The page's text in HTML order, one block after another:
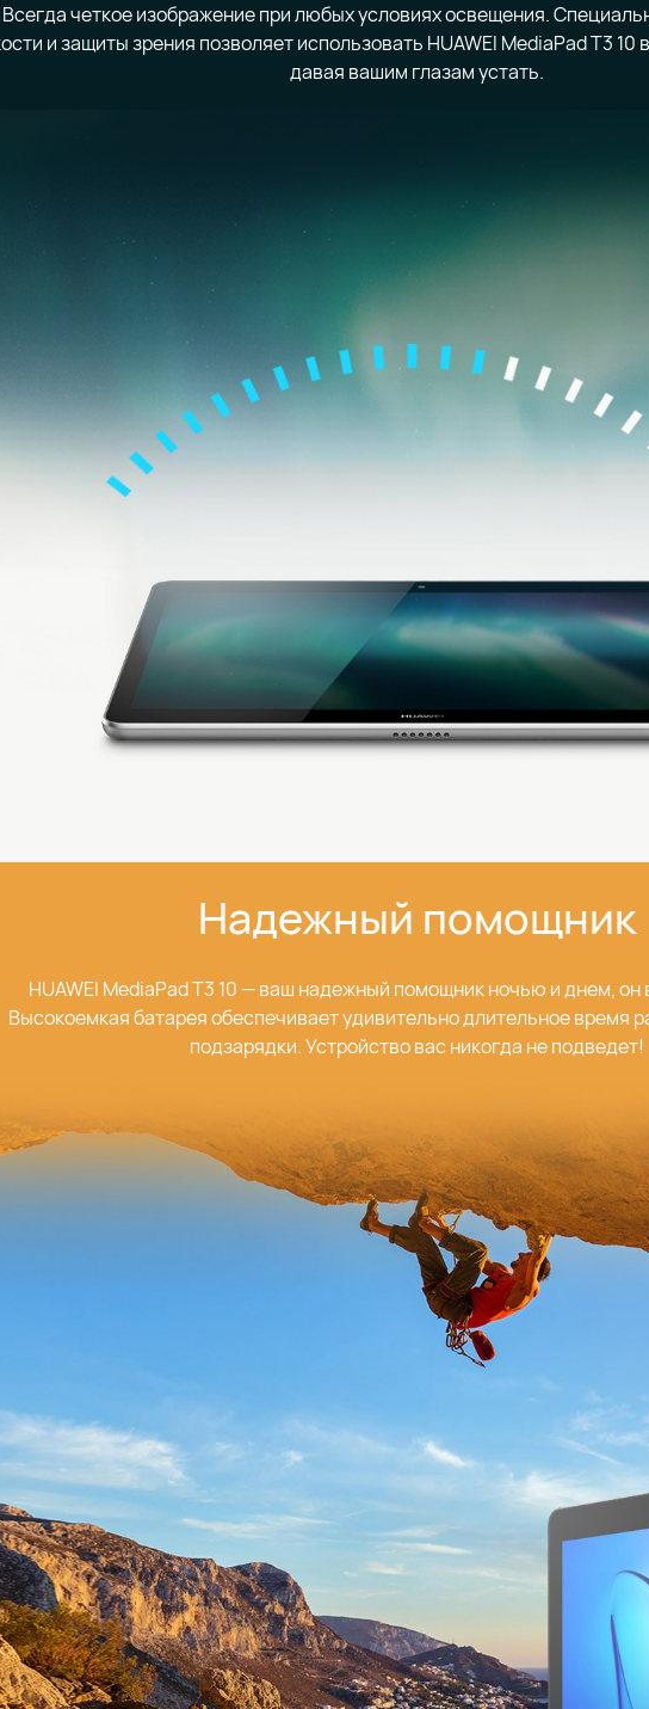
Всегда четкое изображение при любых условиях освещения.
и защиты зрения позволяет использовать HUAWEI MediaPad T3 10
давая вашим глазам устать.
Надежный помощник
HUAWEI MediaPad T3 10 — ваш надежный помощник ночью и днем, он
Высокоемкая батарея обеспечивает удивительно длительное время
подзарядки. Устройство вас никогда не подведет!